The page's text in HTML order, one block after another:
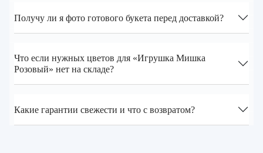
Получу ли я фото готового букета перед доставкой?
Что если нужных цветов для «Игрушка Мишка
Розовый» нет на складе?
Какие гарантии свежести и что с возвратом?